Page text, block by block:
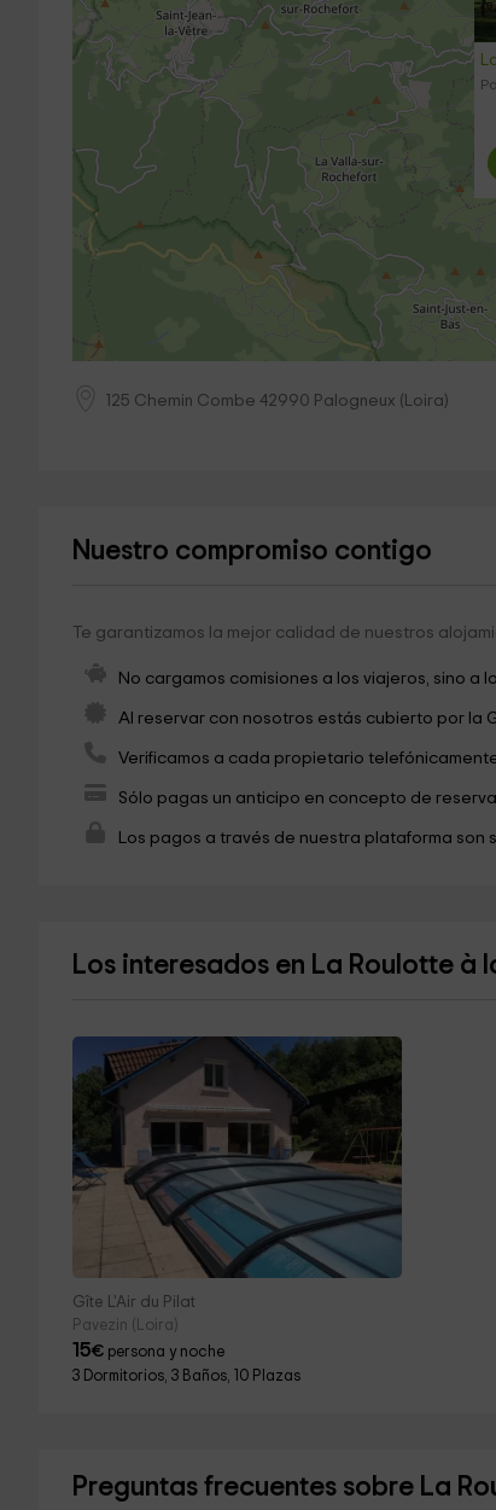
125 Chemin Combe 42990 Palogneux ( Loira)
Nuestro compromiso contigo
Te garantizamos la mejor calidad de nuestros
No cargamos comisiones a los viajeros, sino a
Al reservar con nosotros estás cubierto por la
Verificamos a cada propietario
Sólo pagas un anticipo en concepto de
Los pagos a través de nuestra plataforma son
Los interesados en La Roulotte à
Gîte L'Air du Pilat
Pavezin (Loira)
15€ persona y noche
3 Dormitorios, 3 Baños, 10 Plazas
Preguntas frecuentes sobre La